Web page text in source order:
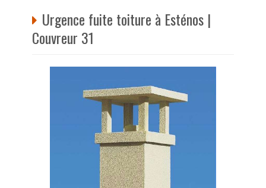
Urgence fuite toiture à Esténos |
Couvreur 31